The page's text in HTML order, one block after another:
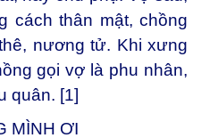
cách thân mật, chồng
nương tử. Khi xưng
gọi vợ là phu nhân,
quân. [1]
MÌNH ƠI